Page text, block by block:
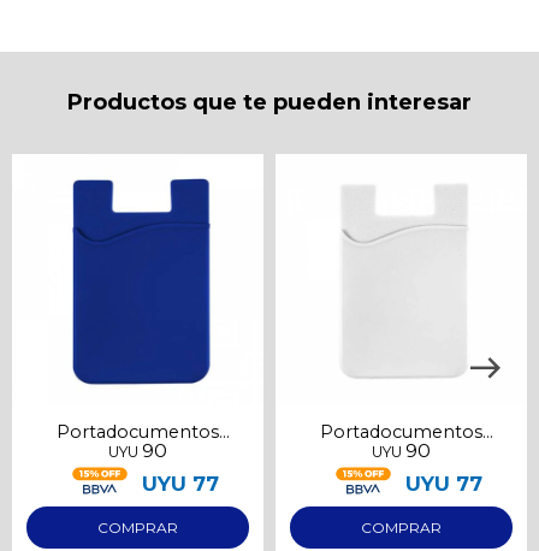
Productos que te pueden interesar
Portadocumentos
adhesivo azul
UYU 90
UYU 77
Portadocumentos
adhesivo blanco
UYU 90
UYU 77
Continuar